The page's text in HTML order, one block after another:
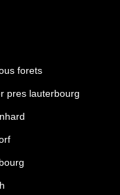
forets
pres lauterbourg